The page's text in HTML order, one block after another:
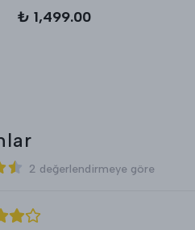
₺ 1,499.00
2 değerlendirmeye göre